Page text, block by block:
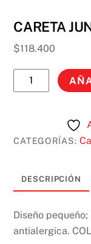
CARETA
$118.400
CARETA
JUNIOR
cantidad
CATEGORÍAS:
DESCRIPCIÓN
Diseño
antialergica.